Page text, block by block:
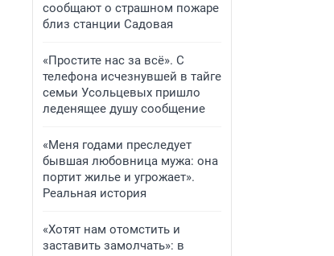
сообщают о страшном пожаре
близ станции Садовая
«Простите нас за всё». С
телефона исчезнувшей в тайге
семьи Усольцевых пришло
леденящее душу сообщение
«Меня годами преследует
бывшая любовница мужа: она
портит жилье и угрожает».
Реальная история
«Хотят нам отомстить и
заставить замолчать»: в